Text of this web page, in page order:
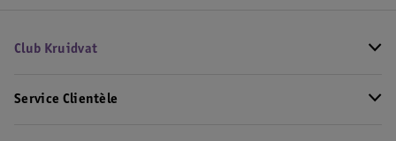
Club Kruidvat
Service Clientèle